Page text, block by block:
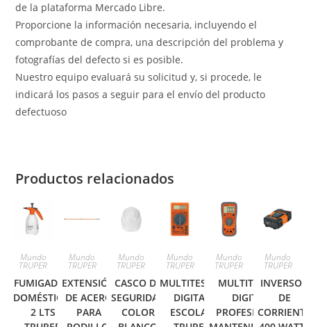
de la plataforma Mercado Libre.
Proporcione la información necesaria, incluyendo el
comprobante de compra, una descripción del problema y
fotografías del defecto si es posible.
Nuestro equipo evaluará su solicitud y, si procede, le
indicará los pasos a seguir para el envío del producto
defectuoso
Productos relacionados
Mundo
TRUPER
FUMIGADOR
DOMÉSTICO,
2 LTS
Mundo
TRUPER
EXTENSIÓN
DE ACERO
PARA
Mundo
TRUPER
CASCO DE
SEGURIDAD
COLOR
Mundo
TRUPER
MULTITESTER
DIGITAL
ESCOLAR
Mundo
TRUPER
MULTITESTER
DIGITAL
PROFESIONAL,
Mundo
TRUPER
INVERSOR
DE
CORRIENTE